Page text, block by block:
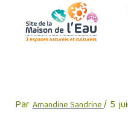
contenu
ParAmandine Sandrine/ 5